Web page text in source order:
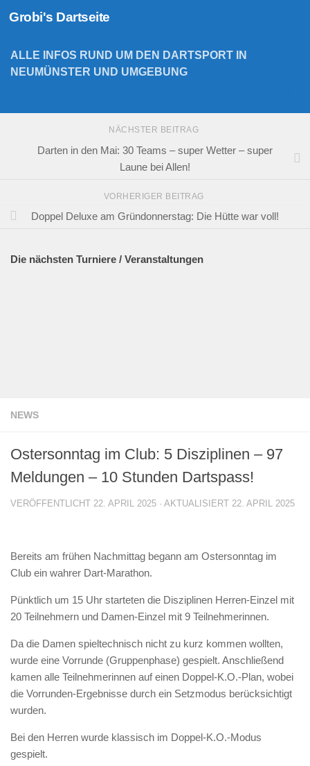
Zum Inhalt springen
Grobi's Dartseite
NEWS
Ostersonntag im Club: 5 Disziplinen – 97
Meldungen – 10 Stunden Dartspass!
VERÖFFENTLICHT 22. APRIL 2025 · AKTUALISIERT 22. APRIL 2025
Bereits am frühen Nachmittag begann am Ostersonntag im
Club ein wahrer Dart-Marathon.
Pünktlich um 15 Uhr starteten die Disziplinen Herren-Einzel mit
20 Teilnehmern und Damen-Einzel mit 9 Teilnehmerinnen.
Da die Damen spieltechnisch nicht zu kurz kommen wollten,
wurde eine Vorrunde (Gruppenphase) gespielt. Anschließend
kamen alle Teilnehmerinnen auf einen Doppel-K.O.-Plan, wobei
die Vorrunden-Ergebnisse durch ein Setzmodus berücksichtigt
wurden.
Bei den Herren wurde klassisch im Doppel-K.O.-Modus
gespielt.
ALLE INFOS RUND UM DEN DARTSPORT IN
NEUMÜNSTER UND UMGEBUNG
NÄCHSTER BEITRAG
Darten in den Mai: 30 Teams – super Wetter – super
Laune bei Allen!
VORHERIGER BEITRAG
Doppel Deluxe am Gründonnerstag: Die Hütte war voll!
Die nächsten Turniere / Veranstaltungen